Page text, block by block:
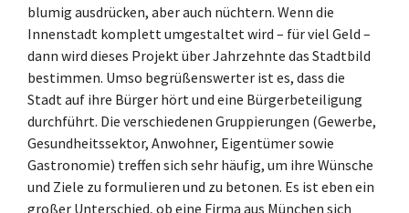
blumig ausdrücken, aber auch nüchtern. Wenn die
Innenstadt komplett umgestaltet wird – für viel Geld –
dann wird dieses Projekt über Jahrzehnte das Stadtbild
bestimmen. Umso begrüßenswerter ist es, dass die
Stadt auf ihre Bürger hört und eine Bürgerbeteiligung
durchführt. Die verschiedenen Gruppierungen (Gewerbe,
Gesundheitssektor, Anwohner, Eigentümer sowie
Gastronomie) treffen sich sehr häufig, um ihre Wünsche
und Ziele zu formulieren und zu betonen. Es ist eben ein
großer Unterschied, ob eine Firma aus München sich